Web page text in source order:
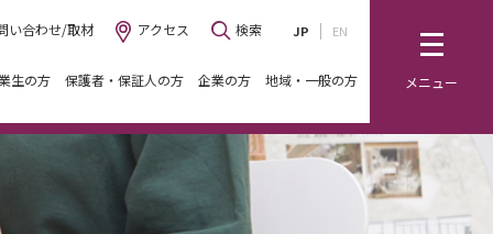
メニュー
検索 JP EN
い合わせ/取材 アクセス
生の方 保護者・保証人の方 企業の方 地域・一般の方